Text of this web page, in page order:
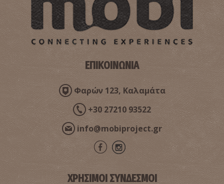
ΕΠΙΚΟΙΝΩΝΙΑ
Φαρών 123, Καλαμάτα
+30 27210 93522
info@mobiproject.gr
ΧΡΗΣΙΜΟΙ ΣΥΝΔΕΣΜΟΙ